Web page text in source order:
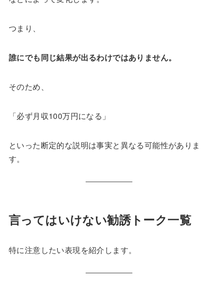
つまり、
誰にでも同じ結果が出るわけではありません。
そのため、
「必ず月収100万円になる」
といった断定的な説明は事実と異なる可能性がありま
す。
言ってはいけない勧誘トーク一覧
特に注意したい表現を紹介します。